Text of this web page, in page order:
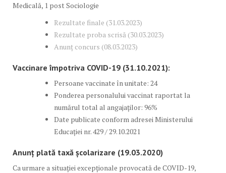
Medicală, 1 post Sociologie
Rezultate finale (31.03.2023)
Rezultate proba scrisă (30.03.2023)
Anunț concurs (08.03.2023)
Vaccinare împotriva COVID-19 (31.10.2021):
Persoane vaccinate în unitate: 24
Ponderea personalului vaccinat raportat la
numărul total al angajaților: 96%
Date publicate conform adresei Ministerului
Educației nr. 429 / 29.10.2021
Anunț plată taxă școlarizare (19.03.2020)
Ca urmare a situației excepționale provocată de COVID-19,